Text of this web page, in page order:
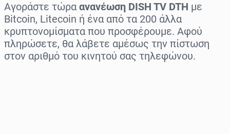
Αγοράστε τώρα ανανέωση DISH TV DTH με
Bitcoin, Litecoin ή ένα από τα 200 άλλα
κρυπτονομίσματα που προσφέρουμε. Αφού
πληρώσετε, θα λάβετε αμέσως την πίστωση
στον αριθμό του κινητού σας τηλεφώνου.